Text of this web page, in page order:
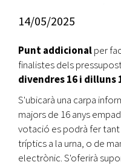
14/05/2025
Punt addicionalper
finalistes dels
divendres 16 i dilluns
S'ubicarà una carpa
majors de 16 anys
votació es podrà fer
tríptics a la urna, o de
electrònic. S'oferirà